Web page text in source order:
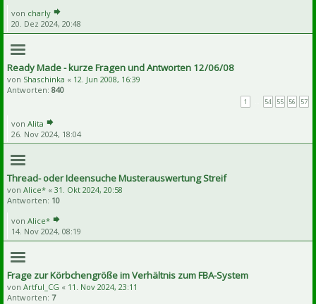
von charly
20. Dez 2024, 20:48
Ready Made - kurze Fragen und Antworten 12/06/08
von Shaschinka « 12. Jun 2008, 16:39
Antworten: 840
1 54 55 56 57
von Alita
26. Nov 2024, 18:04
Thread- oder Ideensuche Musterauswertung Streif
von Alice* « 31. Okt 2024, 20:58
Antworten: 10
von Alice*
14. Nov 2024, 08:19
Frage zur Körbchengröße im Verhältnis zum FBA-System
von Artful_CG « 11. Nov 2024, 23:11
Antworten: 7